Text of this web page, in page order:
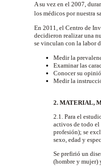
A su vez en el 2007,
los médicos por nuestra
En 2011, el Centro de
decidieron realizar una
se vinculan con la labor
Medir la
Examinar las
Conocer su
Medir la
2. MATERIAL,
2.1. Para el
activos de todo el
profesión); se
sexo, edad y
Se prefirió un
(hombre y mujer)